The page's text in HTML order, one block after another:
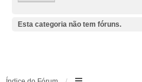
Esta categoria não tem fóruns.